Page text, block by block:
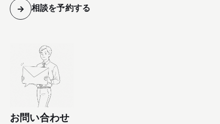
→ 相談を予約する
お問い合わせ